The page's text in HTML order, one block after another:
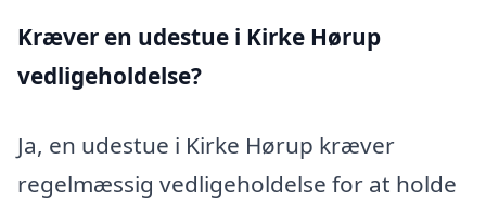
Kræver en udestue i Kirke Hørup
vedligeholdelse?
Ja, en udestue i Kirke Hørup kræver
regelmæssig vedligeholdelse for at holde